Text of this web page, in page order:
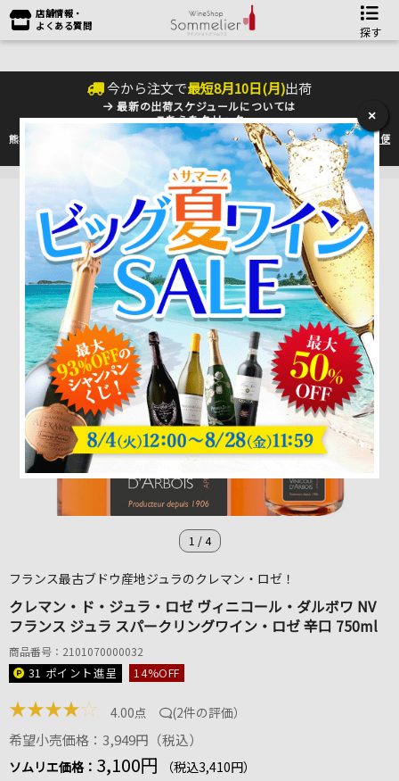
店舗情報・
よくある質問
探す
今から注文で最短8月10日(月)出荷
最新の出荷スケジュールについては
こちらをクリック
熊本地震の影響により九州への配送に遅れが生じております。最新情報は佐川急便
のHP
をご確認下さい。
1 /4
フランス最古ブドウ産地ジュラのクレマン・ロゼ！
クレマン・ド・ジュラ・ロゼ ヴィニコール・ダルボワ NV
フランス ジュラ スパークリングワイン・ロゼ 辛口 750ml
商品番号：2101070000032
31 ポイント進呈 14%OFF
★★★★☆ 4.00点 (2件の評価）
希望小売価格：3,949円（税込）
ソムリエ価格： 3,100円 （税込3,410円）
×